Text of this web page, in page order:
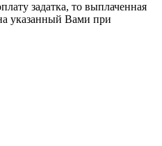
задатка, то выплаченная
указанный Вами при